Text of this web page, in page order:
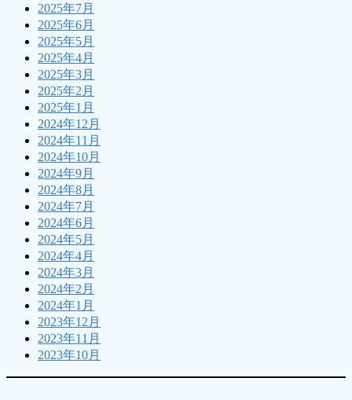
2025年7月
2025年6月
2025年5月
2025年4月
2025年3月
2025年2月
2025年1月
2024年12月
2024年11月
2024年10月
2024年9月
2024年8月
2024年7月
2024年6月
2024年5月
2024年4月
2024年3月
2024年2月
2024年1月
2023年12月
2023年11月
2023年10月